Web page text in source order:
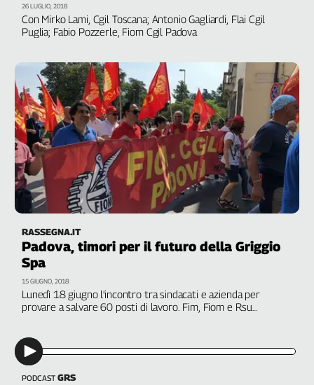
Talk
Girasoli
Il
Sassolino
Linea
Economica
Tech
It
Easy
Idea
Diffusa
Le
trasmissioni
Work
Progress
Con Mirko Lami, Cgil Toscana; Antonio Gagliardi, Flai Cgil
Puglia; Fabio Pozzerle, Fiom Cgil Padova
26 LUGLIO, 2018
RASSEGNA.IT
Padova, timori per il futuro della Griggio
Spa
Lunedì 18 giugno l'incontro tra sindacati e azienda per
provare a salvare 60 posti di lavoro. Fim, Fiom e Rsu
15 GIUGNO, 2018
PODCAST GRS